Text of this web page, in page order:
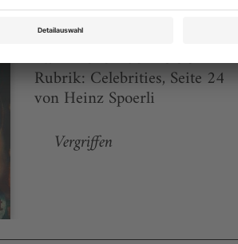
Rubrik: Celebrities, Seite 24
von Heinz Spoerli
Vergriffen